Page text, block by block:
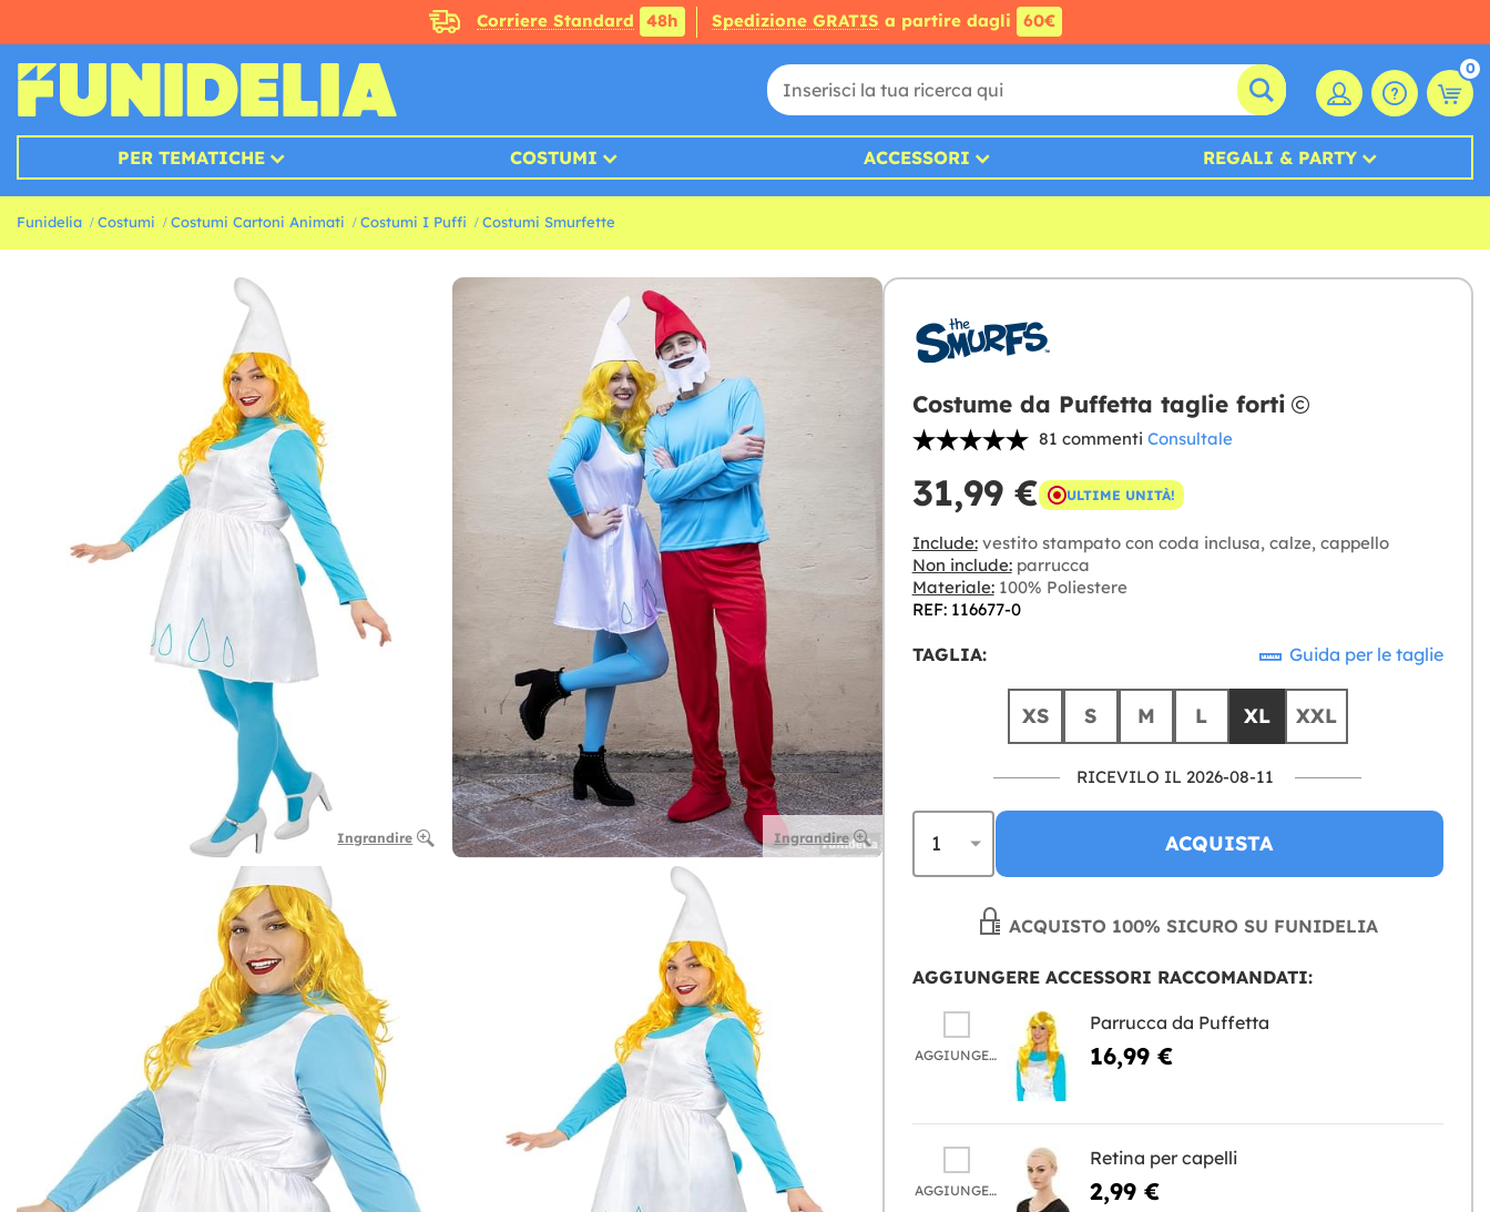
Corriere Standard 48h Spedizione GRATIS a partire dagli 60€
0
PER TEMATICHE COSTUMI ACCESSORI REGALI & PARTY
Funidelia Costumi Costumi Cartoni Animati Costumi I Puffi Costumi Smurfette
Ingrandire Ingrandire
Costume da Puffetta taglie forti
81 commenti Consultale
31,99 € ULTIME UNITÀ!
Include:vestito stampato con coda inclusa, calze, cappello
Non include:parrucca
Materiale:100% Poliestere
REF: 116677-0
TAGLIA: Guida per le taglie
XS S M L XL XXL
RICEVILO IL 2026-08-11
ACQUISTA
ACQUISTO 100% SICURO SU FUNIDELIA
AGGIUNGERE ACCESSORI RACCOMANDATI:
AGGIUNGERE
Parrucca da Puffetta
16,99 €
AGGIUNGERE
Retina per capelli
2,99 €